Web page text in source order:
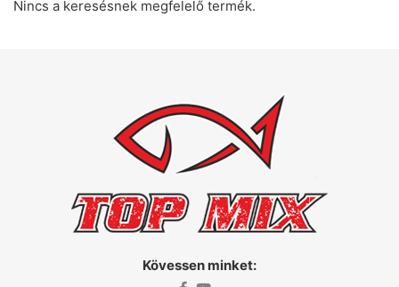
Nincs a keresésnek megfelelő termék.
Kövessen minket: